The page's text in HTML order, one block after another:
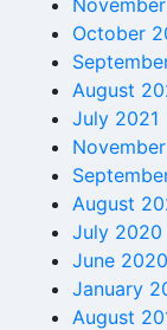
October
August
July 2021
August
July 2020
June 2020
January
August